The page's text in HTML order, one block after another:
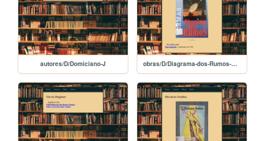
autores/D/Domiciano-J obras/D/Diagrama-dos-Rumos-Poemas